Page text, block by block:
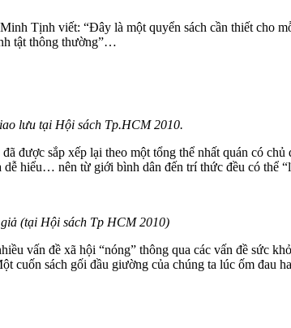
Tịnh viết: “Đây là một quyển sách cần thiết cho
tật thông thường”…
sách Tp.HCM 2010.
được sắp xếp lại theo một tổng thể nhất quán có
hiểu… nên từ giới bình dân đến trí thức đều có thể
(tại Hội sách Tp HCM 2010)
vấn đề xã hội “nóng” thông qua các vấn đề sức
cuốn sách gối đầu giường của chúng ta lúc ốm đau